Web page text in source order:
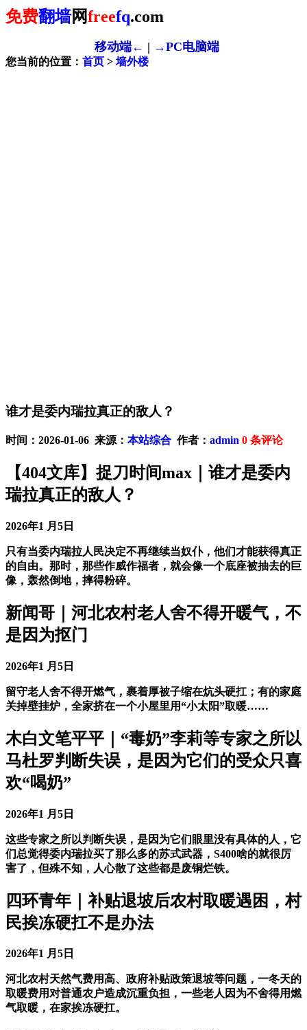
免费翻墙网freefq.com
移动端← | →PC电脑端
您当前的位置： 首页 > 墙外楼
谁才是委内瑞拉真正的敌人？
时间：2026-01-06 来源： 本站综合 作者： admin 0 条评论
【404文库】捉刀时间max｜谁才是委内
瑞拉真正的敌人？
2026年1 月5日
只有当委内瑞拉人民决定不再继续当奴仆，他们才能获得真正
的自由。那时，那些作威作福者，就会像一个底座被抽去的巨
像，轰然倒地，摔得粉碎。
新闻哥｜河北农村老人舍不得开暖气，不
是因为抠门
2026年1 月5日
留守老人舍不得开燃气，裹着厚被子缩在炕头硬扛；有的家庭
关掉壁挂炉，全家挤在一个小屋里用“小太阳”取暖……
木白文笔平平｜“毒奶”李莉等专家之所以
马杜罗判断失误，是因为它们的受众只喜
欢“喝奶”
2026年1 月5日
这些专家之所以判断失误，是因为它们眼里没有具体的人，它
们总觉得委内瑞拉买了那么多的苏式武器，S400啥的就很厉
害了，但殊不知，人心散了这些都是废铜烂铁。
四环青年｜补贴退坡后农村取暖遇困，村
民挨冻硬扛不是办法
2026年1 月5日
河北农村天然气费用高、政府补贴政策退坡等问题，一冬天的
取暖费用对普通农户造成沉重负担，一些老人因为不舍得用燃
气取暖，在家挨冻硬扛。